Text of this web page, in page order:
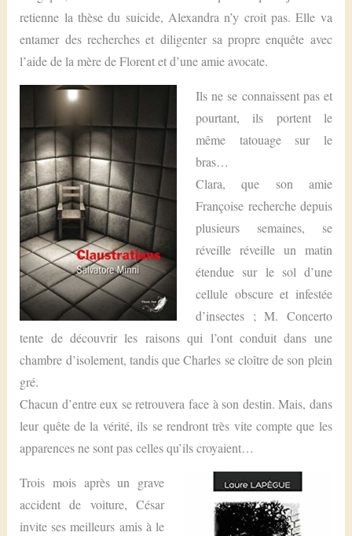
retienne la thèse du suicide, Alexandra n’y croit pas. Elle va
entamer des recherches et diligenter sa propre enquête avec
l’aide de la mère de Florent et d’une amie avocate.
Ils ne se connaissent pas et
pourtant, ils portent le
même tatouage sur le
bras…
Clara, que son amie
Françoise recherche depuis
plusieurs semaines, se
réveille réveille un matin
étendue sur le sol d’une
cellule obscure et infestée
d’insectes ; M. Concerto
tente de découvrir les raisons qui l’ont conduit dans une
chambre d’isolement, tandis que Charles se cloître de son plein
gré.
Chacun d’entre eux se retrouvera face à son destin. Mais, dans
leur quête de la vérité, ils se rendront très vite compte que les
apparences ne sont pas celles qu’ils croyaient…
Trois mois après un grave
accident de voiture, César
invite ses meilleurs amis à le